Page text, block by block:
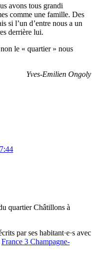
avons tous grandi
comme une famille. Des
si l’un d’entre nous a un
derrière lui.
le « quartier » nous
Yves-Emilien Ongoly
quartier Châtillons à
par ses habitant·e·s avec
France 3 Champagne-